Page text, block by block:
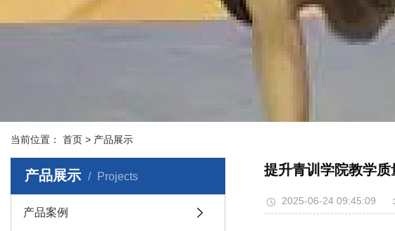
当前位置： 首页 > 产品展示
产品展示 Projects
产品案例
提升青训学院教学
2025-06-24 09:45:09